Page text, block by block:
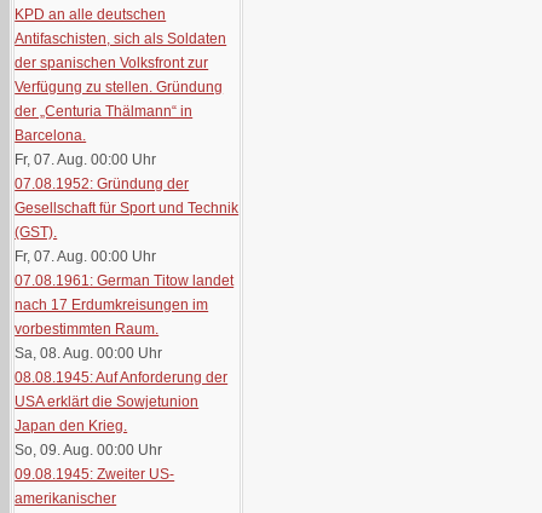
KPD an alle deutschen
Antifaschisten, sich als Soldaten
der spanischen Volksfront zur
Verfügung zu stellen. Gründung
der „Centuria Thälmann“ in
Barcelona.
Fr, 07. Aug. 00:00 Uhr
07.08.1952: Gründung der
Gesellschaft für Sport und Technik
(GST).
Fr, 07. Aug. 00:00 Uhr
07.08.1961: German Titow landet
nach 17 Erdumkreisungen im
vorbestimmten Raum.
Sa, 08. Aug. 00:00 Uhr
08.08.1945: Auf Anforderung der
USA erklärt die Sowjetunion
Japan den Krieg.
So, 09. Aug. 00:00 Uhr
09.08.1945: Zweiter US-
amerikanischer